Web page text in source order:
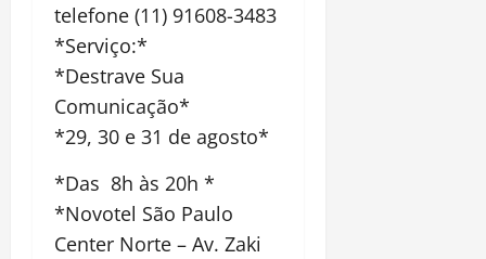
telefone (11) 91608-3483
*Serviço:*
*Destrave Sua
Comunicação*
*29, 30 e 31 de agosto*
*Das 8h às 20h *
*Novotel São Paulo
Center Norte – Av. Zaki